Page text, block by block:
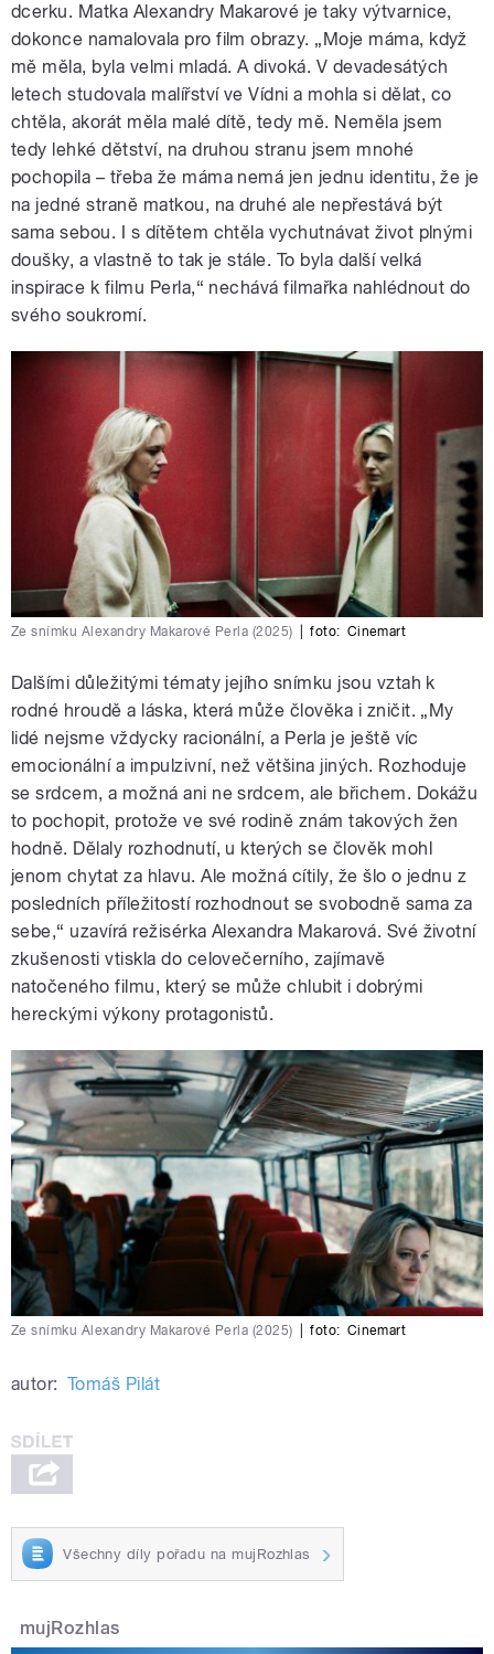
dcerku. Matka Alexandry Makarové je taky výtvarnice,
dokonce namalovala pro film obrazy. „Moje máma, když
mě měla, byla velmi mladá. A divoká. V devadesátých
letech studovala malířství ve Vídni a mohla si dělat, co
chtěla, akorát měla malé dítě, tedy mě. Neměla jsem
tedy lehké dětství, na druhou stranu jsem mnohé
pochopila – třeba že máma nemá jen jednu identitu, že je
na jedné straně matkou, na druhé ale nepřestává být
sama sebou. I s dítětem chtěla vychutnávat život plnými
doušky, a vlastně to tak je stále. To byla další velká
inspirace k filmu Perla,“ nechává filmařka nahlédnout do
svého soukromí.
Ze snímku Alexandry Makarové Perla (2025) foto: Cinemart
Dalšími důležitými tématy jejího snímku jsou vztah k
rodné hroudě a láska, která může člověka i zničit. „My
lidé nejsme vždycky racionální, a Perla je ještě víc
emocionální a impulzivní, než většina jiných. Rozhoduje
se srdcem, a možná ani ne srdcem, ale břichem. Dokážu
to pochopit, protože ve své rodině znám takových žen
hodně. Dělaly rozhodnutí, u kterých se člověk mohl
jenom chytat za hlavu. Ale možná cítily, že šlo o jednu z
posledních příležitostí rozhodnout se svobodně sama za
sebe,“ uzavírá režisérka Alexandra Makarová. Své životní
zkušenosti vtiskla do celovečerního, zajímavě
natočeného filmu, který se může chlubit i dobrými
hereckými výkony protagonistů.
Ze snímku Alexandry Makarové Perla (2025) foto: Cinemart
autor: Tomáš Pilát
Všechny díly pořadu na mujRozhlas
mujRozhlas